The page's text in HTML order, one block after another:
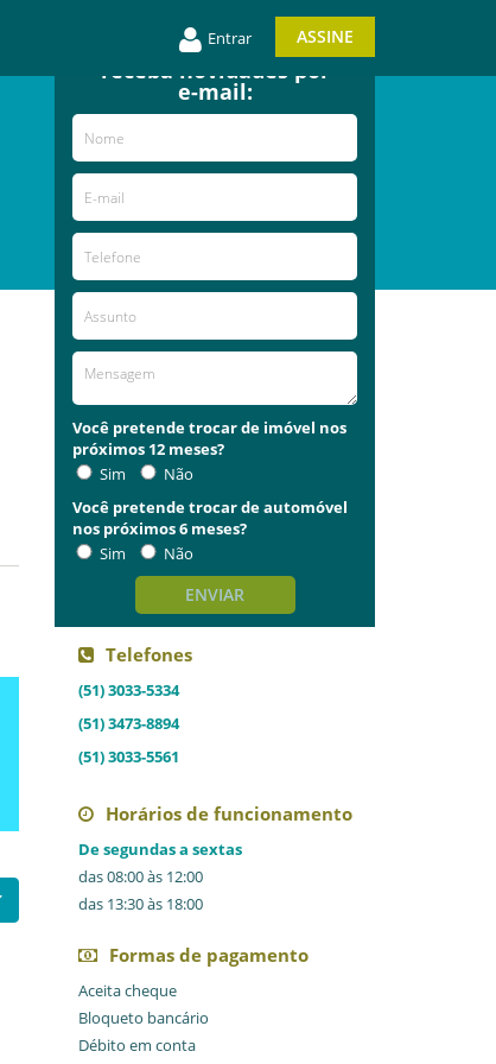
Entrar ASSINE
Entre em contato e
receba novidades por
e-mail:
Você pretende trocar de imóvel nos
próximos 12 meses?
Sim
Não
Você pretende trocar de automóvel
nos próximos 6 meses?
Sim
Não
ENVIAR
Telefones
(51) 3033-5334
(51) 3473-8894
(51) 3033-5561
Horários de funcionamento
De segundas a sextas
das 08:00 às 12:00
das 13:30 às 18:00
Formas de pagamento
Aceita cheque
Bloqueto bancário
Débito em conta